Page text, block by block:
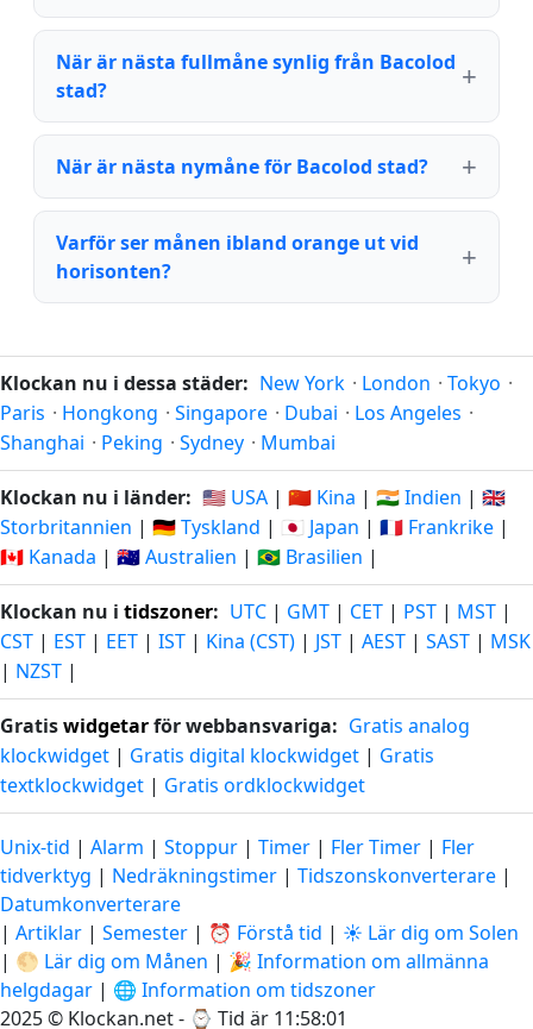
När är nästa fullmåne synlig från Bacolod
stad?
När är nästa nymåne för Bacolod stad?
Varför ser månen ibland orange ut vid
horisonten?
Klockan nu i dessa städer: New York · London · Tokyo ·
Paris · Hongkong · Singapore · Dubai · Los Angeles ·
Shanghai · Peking · Sydney · Mumbai
Klockan nu i länder: 🇺🇸 USA | 🇨🇳 Kina | 🇮🇳 Indien | 🇬🇧
Storbritannien | 🇩🇪 Tyskland | 🇯🇵 Japan | 🇫🇷 Frankrike |
🇨🇦 Kanada | 🇦🇺 Australien | 🇧🇷 Brasilien |
Klockan nu i tidszoner: UTC | GMT | CET | PST | MST |
CST | EST | EET | IST | Kina (CST) | JST | AEST | SAST | MSK
| NZST |
Gratiswidgetarför webbansvariga: Gratis analog
klockwidget | Gratis digital klockwidget | Gratis
textklockwidget | Gratis ordklockwidget
Unix-tid | Alarm | Stoppur | Timer | Fler Timer | Fler
tidverktyg | Nedräkningstimer | Tidszonskonverterare |
Datumkonverterare
| Artiklar | Semester | ⏰ Förstå tid | ☀️ Lär dig om Solen
| 🌕 Lär dig om Månen | 🎉 Information om allmänna
helgdagar | 🌐 Information om tidszoner
2025 © Klockan.net - ⌚ Tid är 11:58:02